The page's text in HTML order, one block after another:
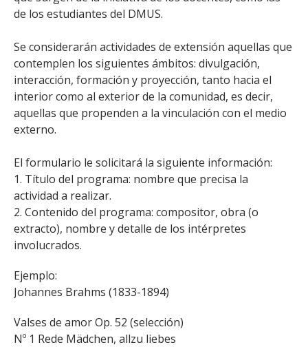
de los estudiantes del DMUS.
Se considerarán actividades de extensión aquellas que
contemplen los siguientes ámbitos: divulgación,
interacción, formación y proyección, tanto hacia el
interior como al exterior de la comunidad, es decir,
aquellas que propenden a la vinculación con el medio
externo.
El formulario le solicitará la siguiente información:
1. Título del programa: nombre que precisa la
actividad a realizar.
2. Contenido del programa: compositor, obra (o
extracto), nombre y detalle de los intérpretes
involucrados.
Ejemplo:
Johannes Brahms (1833-1894)
Valses de amor Op. 52 (selección)
Nº 1 Rede Mädchen, allzu liebes